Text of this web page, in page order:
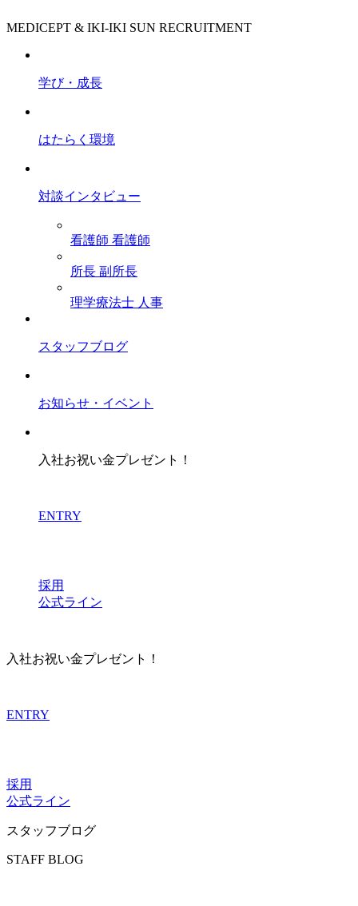
MEDICEPT & IKI-IKI SUN RECRUITMENT
学び・成長
はたらく環境
対談インタビュー
看護師 看護師
所長 副所長
理学療法士 人事
スタッフブログ
お知らせ・イベント
入社お祝い金プレゼント！
ENTRY
採用
公式ライン
入社お祝い金プレゼント！
ENTRY
採用
公式ライン
スタッフブログ
STAFF BLOG